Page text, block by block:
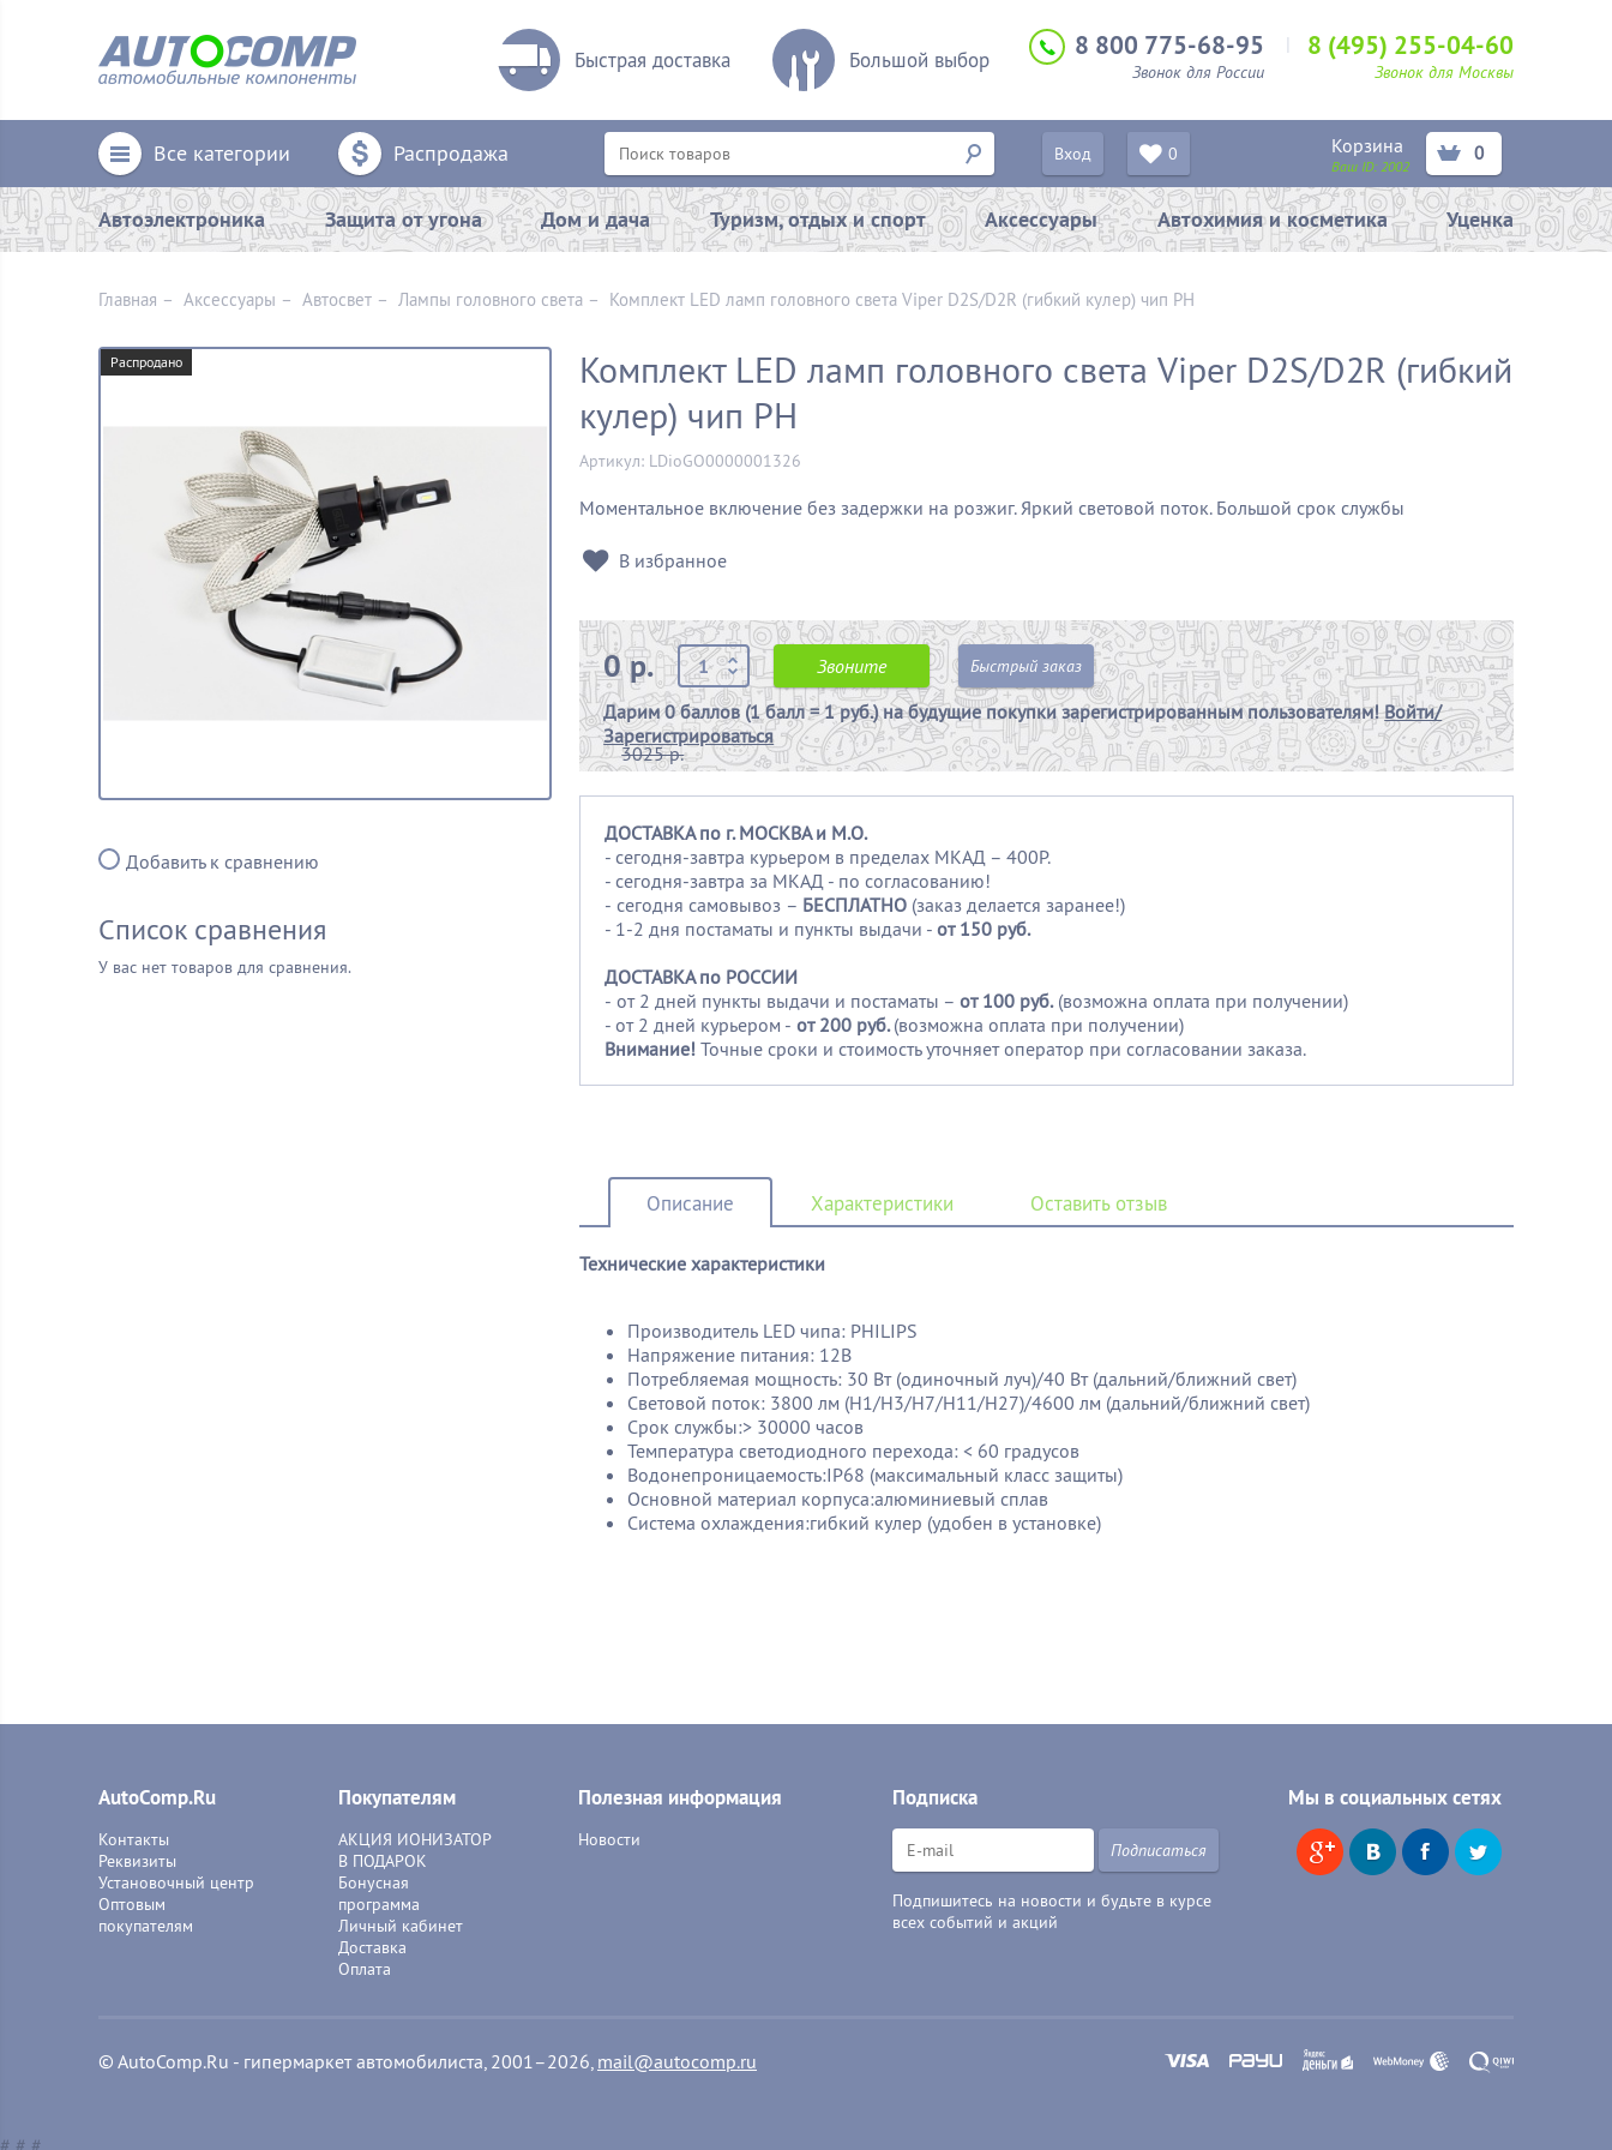
Быстрая доставка Большой выбор 8 800 775-68-95
Звонок для России
8 (495) 255-04-60
Звонок для Москвы
Все категории Распродажа Вход 0 Корзина
Ваш ID: 2002
0
Автоэлектроника Защита от угона Дом и дача Туризм, отдых и спорт Аксессуары Автохимия и косметика Уценка
Главная – Аксессуары – Aвтосвет – Лампы головного света – Комплект LED ламп головного света Viper D2S/D2R (гибкий кулер) чип PH
Распродано
Добавить к сравнению
Список сравнения
У вас нет товаров для сравнения.
Комплект LED ламп головного света Viper D2S/D2R (гибкий
кулер) чип PH
Артикул: LDioGO0000001326
Моментальное включение без задержки на розжиг.Яркий световой поток. Большой срок службы
В избранное
0 р.
3025 р.
Звоните Быстрый заказ
Дарим0 баллов (1 балл = 1 руб.)на будущие покупки зарегистрированным пользователям!Войти/
Зарегистрироваться
ДОСТАВКА по г. МОСКВА и М.О.
- сегодня-завтра курьером в пределах МКАД – 400Р.
- сегодня-завтра за МКАД - по согласованию!
- сегодня самовывоз – БЕСПЛАТНО (заказ делается заранее!)
- 1-2 дня постаматы и пункты выдачи -от 150 руб.
ДОСТАВКА по РОССИИ
- от 2 дней пункты выдачи и постаматы –от 100 руб. (возможна оплата при получении)
- от 2 дней курьером -от 200 руб.(возможна оплата при получении)
Внимание!Точные сроки и стоимость уточняет оператор при согласовании заказа.
Описание Характеристики Оставить отзыв
Технические характеристики
Производитель LED чипа: PHILIPS
Напряжение питания: 12В
Потребляемая мощность: 30 Вт (одиночный луч)/40 Вт (дальний/ближний свет)
Световой поток: 3800 лм (Н1/Н3/Н7/Н11/Н27)/4600 лм (дальний/ближний свет)
Срок службы:> 30000 часов
Температура светодиодного перехода: < 60 градусов
Водонепроницаемость:IP68 (максимальный класс защиты)
Основной материал корпуса:алюминиевый сплав
Система охлаждения:гибкий кулер (удобен в установке)
AutoComp.Ru
Контакты
Реквизиты
Установочный центр
Оптовым
покупателям
Покупателям
АКЦИЯ ИОНИЗАТОР
В ПОДАРОК
Бонусная
программа
Личный кабинет
Доставка
Оплата
Полезная информация
Новости
Подписка
Подписаться
Подпишитесь на новости и будьте в курсе
всех событий и акций
Мы в социальных сетях
© AutoComp.Ru - гипермаркет автомобилиста, 2001–2026, mail@autocomp.ru
# # #